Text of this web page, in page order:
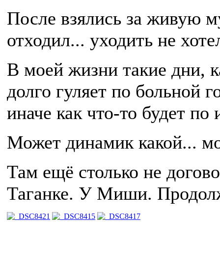
После взялись за живую
отходил... уходить не
В моей жизни такие дни,
долго гуляет по больной
иначе как что-то будет по
Может динамик какой...
Там ещё столько не
Таганке. У Миши.